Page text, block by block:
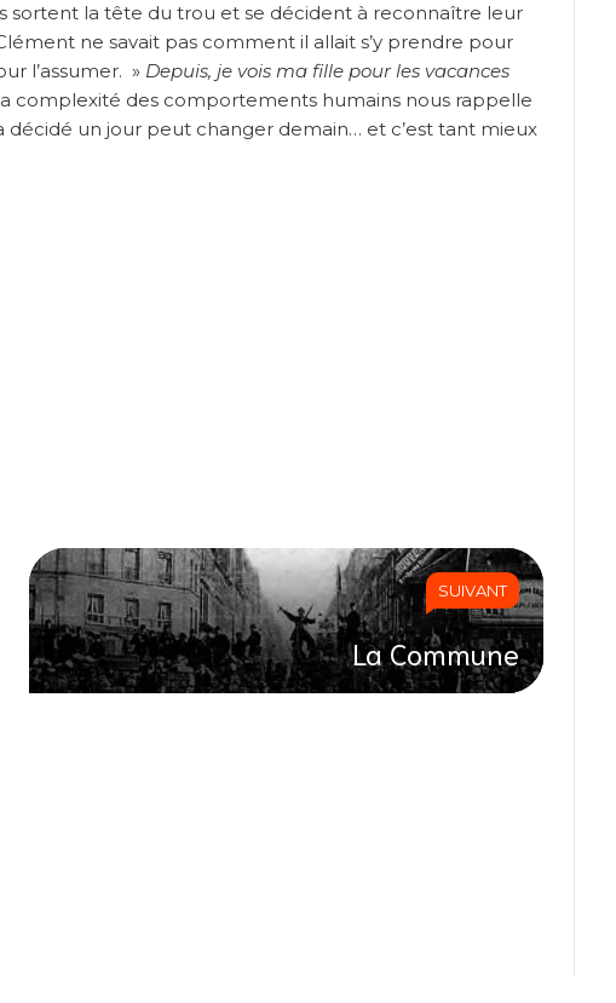
sortent la tête du trou et se décident à reconnaître leur
Clément ne savait pas comment il allait s’y prendre pour
l’assumer. » Depuis, je vois ma fille pour les vacances
complexité des comportements humains nous rappelle
décidé un jour peut changer demain… et c’est tant mieux
SUIVANT
La Commune